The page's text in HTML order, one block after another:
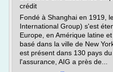
crédit
Fondé à Shanghai en 1919,
International Group) s'est
Europe, en Amérique latine
basé dans la ville de New
est présent dans 130 pays
l'assurance, AIG a près de...